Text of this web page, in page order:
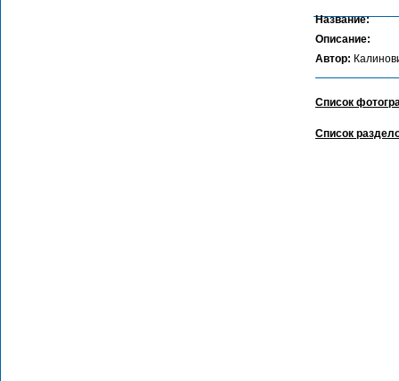
Название:
Описание:
Автор:
Список
Список